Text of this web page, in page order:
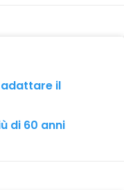
adattare il
di 60 anni